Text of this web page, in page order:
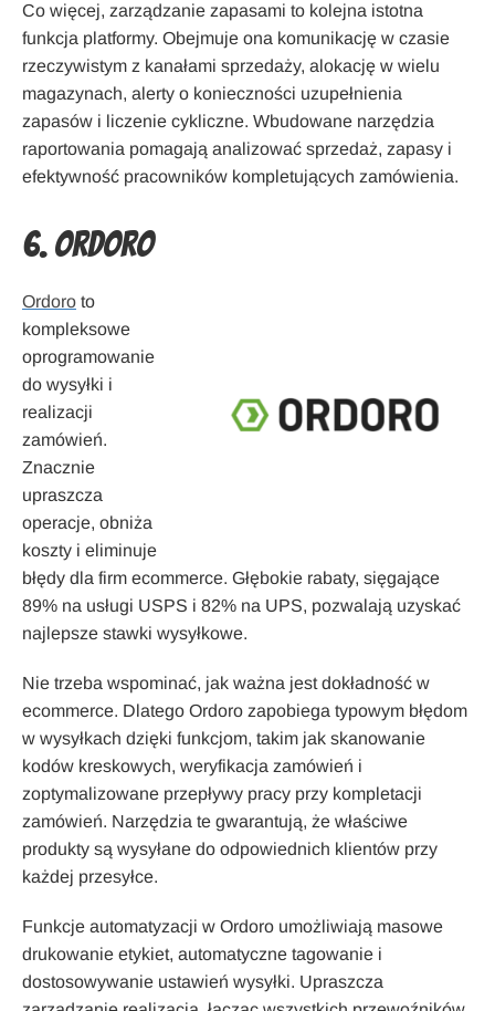
Co więcej, zarządzanie zapasami to kolejna istotna
funkcja platformy. Obejmuje ona komunikację w czasie
rzeczywistym z kanałami sprzedaży, alokację w wielu
magazynach, alerty o konieczności uzupełnienia
zapasów i liczenie cykliczne. Wbudowane narzędzia
raportowania pomagają analizować sprzedaż, zapasy i
efektywność pracowników kompletujących zamówienia.
6. Ordoro
Ordoro to
kompleksowe
oprogramowanie
do wysyłki i
realizacji
zamówień.
Znacznie
upraszcza
operacje, obniża
koszty i eliminuje
błędy dla firm ecommerce. Głębokie rabaty, sięgające
89% na usługi USPS i 82% na UPS, pozwalają uzyskać
najlepsze stawki wysyłkowe.
Nie trzeba wspominać, jak ważna jest dokładność w
ecommerce. Dlatego Ordoro zapobiega typowym błędom
w wysyłkach dzięki funkcjom, takim jak skanowanie
kodów kreskowych, weryfikacja zamówień i
zoptymalizowane przepływy pracy przy kompletacji
zamówień. Narzędzia te gwarantują, że właściwe
produkty są wysyłane do odpowiednich klientów przy
każdej przesyłce.
Funkcje automatyzacji w Ordoro umożliwiają masowe
drukowanie etykiet, automatyczne tagowanie i
dostosowywanie ustawień wysyłki. Upraszcza